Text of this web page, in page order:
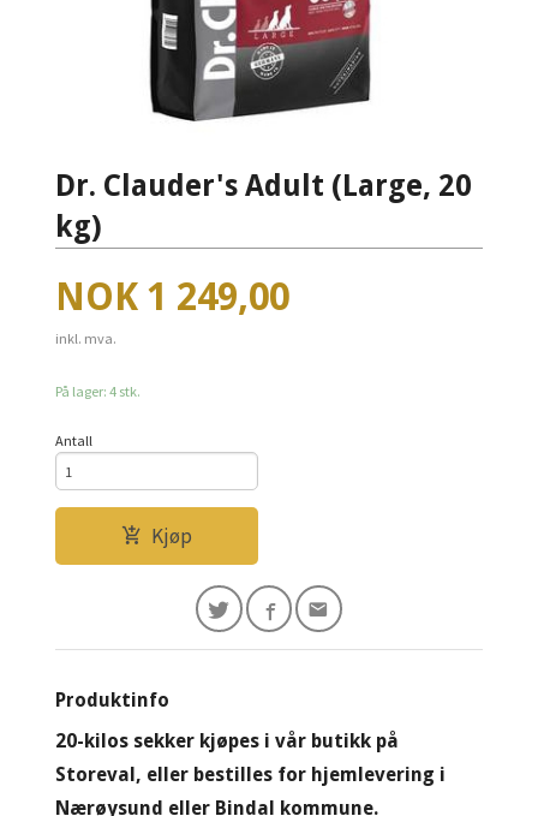
Dr. Clauder's Adult (Large, 20
kg)
Pris
NOK 1 249,00
inkl. mva.
På lager: 4 stk.
Antall
Kjøp
Produktinfo
20-kilos sekker kjøpes i vår butikk på
Storeval, eller bestilles for hjemlevering i
Nærøysund eller Bindal kommune.